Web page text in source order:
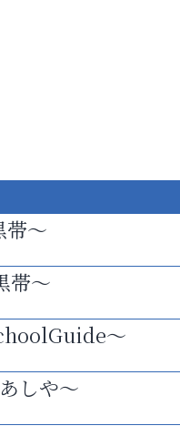
帯～
帯～
～
しや～